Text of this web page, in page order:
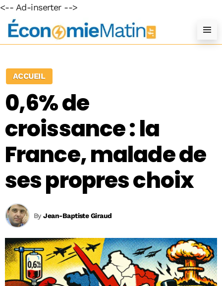
<-- Ad-inserter -->
ACCUEIL
0,6% de
croissance : la
France, malade de
ses propres choix
ByJean-Baptiste Giraud